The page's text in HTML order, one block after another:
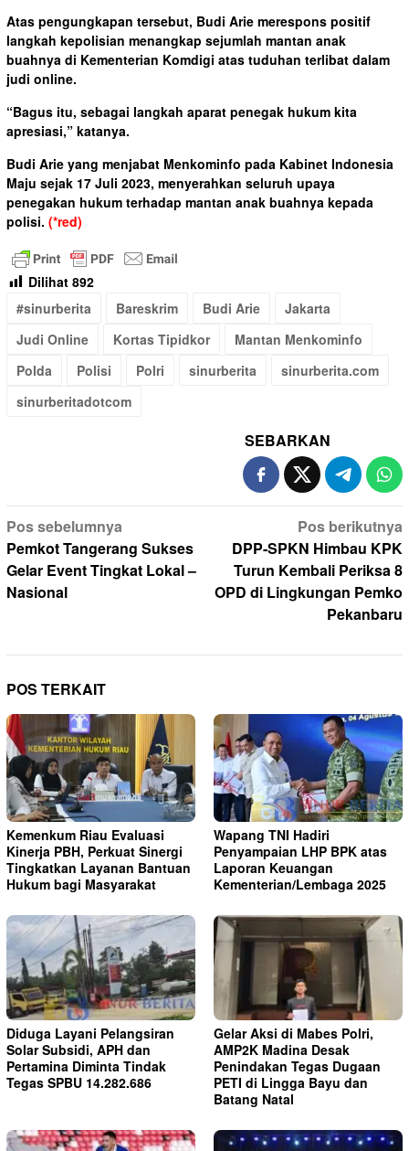
Atas pengungkapan tersebut, Budi Arie merespons positif
langkah kepolisian menangkap sejumlah mantan anak
buahnya di Kementerian Komdigi atas tuduhan terlibat dalam
judi online.
“Bagus itu, sebagai langkah aparat penegak hukum kita
apresiasi,” katanya.
Budi Arie yang menjabat Menkominfo pada Kabinet Indonesia
Maju sejak 17 Juli 2023, menyerahkan seluruh upaya
penegakan hukum terhadap mantan anak buahnya kepada
polisi. (*red)
Dilihat 892
#sinurberita
Bareskrim Budi Arie
Jakarta
Judi Online
Kortas Tipidkor
Mantan Menkominfo
Polda
Polisi Polri sinurberita
sinurberita.com
sinurberitadotcom
SEBARKAN
Navigasi
pos
Pos sebelumnya
Pemkot Tangerang Sukses
Gelar Event Tingkat Lokal –
Nasional
Pos berikutnya
DPP-SPKN Himbau KPK
Turun Kembali Periksa 8
OPD di Lingkungan Pemko
Pekanbaru
POS TERKAIT
Kemenkum Riau Evaluasi
Kinerja PBH, Perkuat Sinergi
Tingkatkan Layanan Bantuan
Hukum bagi Masyarakat
Wapang TNI Hadiri
Penyampaian LHP BPK atas
Laporan Keuangan
Kementerian/Lembaga 2025
Diduga Layani Pelangsiran
Solar Subsidi, APH dan
Pertamina Diminta Tindak
Tegas SPBU 14.282.686
Gelar Aksi di Mabes Polri,
AMP2K Madina Desak
Penindakan Tegas Dugaan
PETI di Lingga Bayu dan
Batang Natal